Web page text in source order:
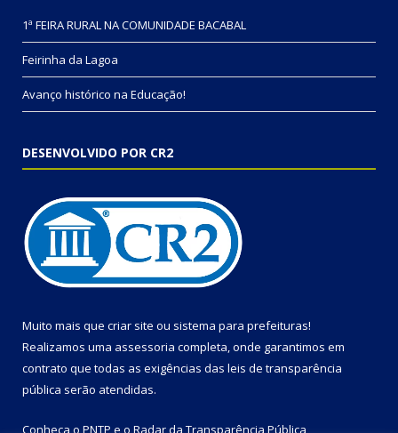
1ª FEIRA RURAL NA COMUNIDADE BACABAL
Feirinha da Lagoa
Avanço histórico na Educação!
DESENVOLVIDO POR CR2
Muito mais que criar site ou sistema para prefeituras!
Realizamos uma assessoria completa, onde garantimos em
contrato que todas as exigências das leis de transparência
pública serão atendidas.
Conheça o PNTP e o Radar da Transparência Pública